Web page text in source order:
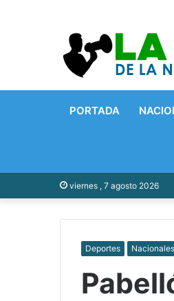
PORTADA
viernes , 7 agosto 2026
Deportes Nacionales